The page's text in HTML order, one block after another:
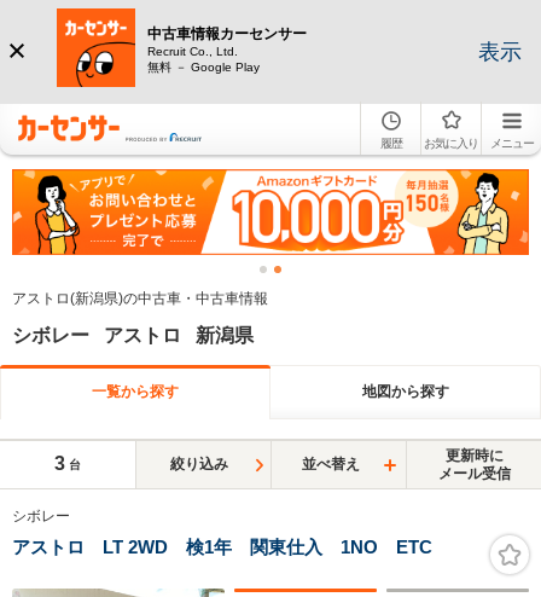
中古車情報カーセンサー
Recruit Co., Ltd.
無料 － Google Play
表示
履歴 お気に入り メニュー
アストロ(新潟県)の中古車・中古車情報
シボレー アストロ 新潟県
一覧から探す 地図から探す
3 台 絞り込み 並べ替え
更新時に
メール受信
シボレー
アストロ LT 2WD 検1年 関東仕入 1NO ETC